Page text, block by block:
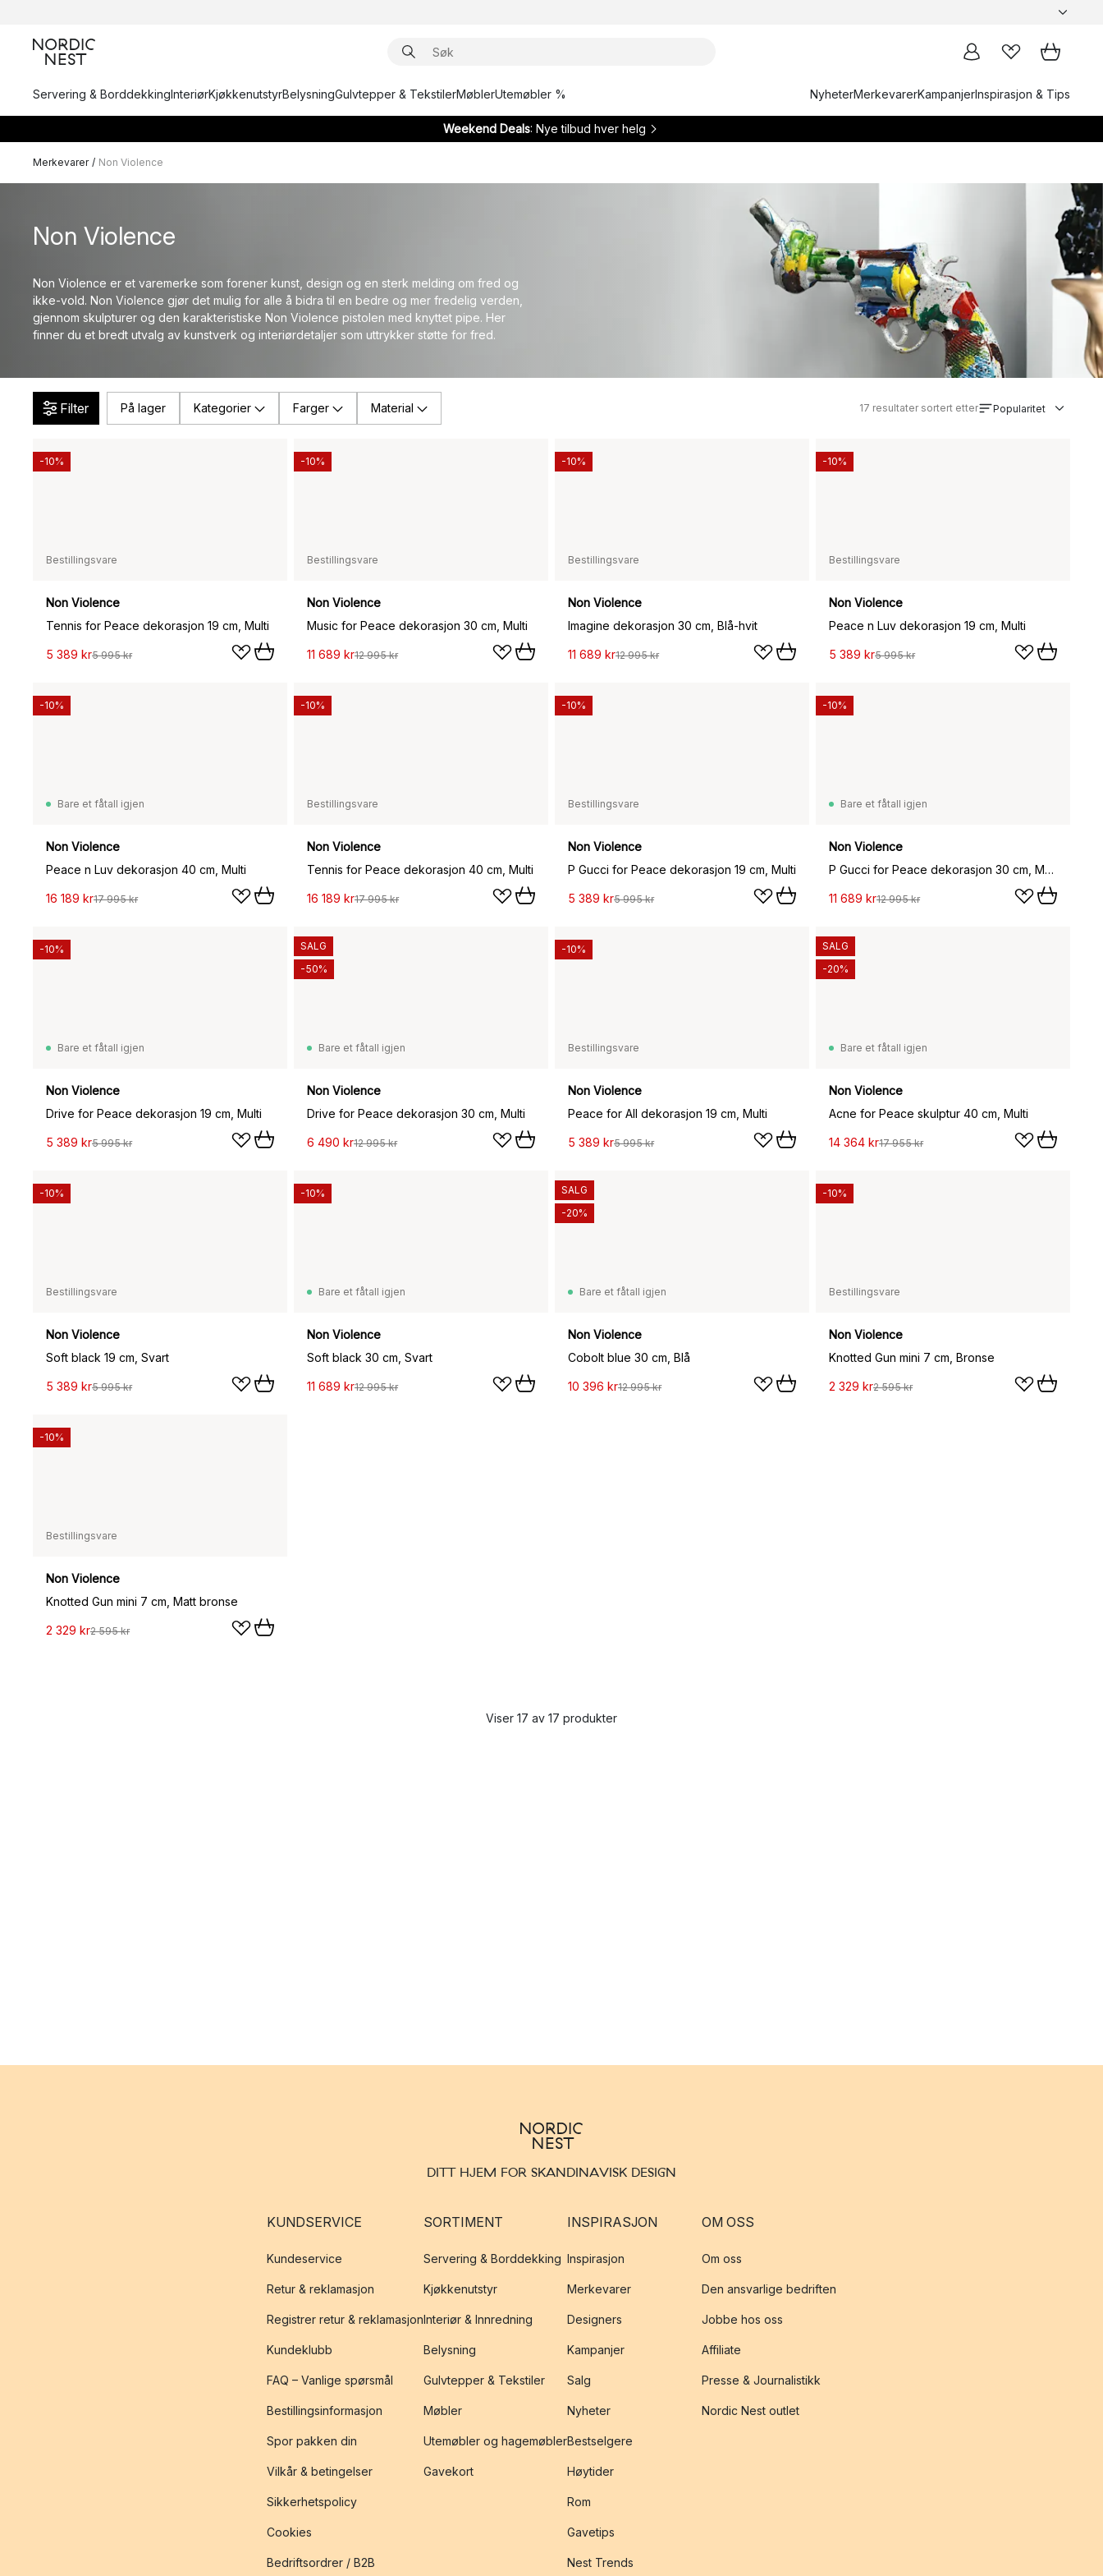
Servering & BorddekkingInteriørKjøkkenutstyrBelysningGulvtepper & TekstilerMøblerUtemøbler % NyheterMerkevarerKampanjerInspirasjon & Tips
Weekend Deals: Nye tilbud hver helg
Merkevarer / Non Violence
Non Violence
Non Violence er et varemerke som forener kunst, design og en sterk melding om fred og
ikke-vold. Non Violence gjør det mulig for alle å bidra til en bedre og mer fredelig verden,
gjennom skulpturer og den karakteristiske Non Violence pistolen med knyttet pipe. Her
finner du et bredt utvalg av kunstverk og interiørdetaljer som uttrykker støtte for fred.
Filter På lager Kategorier Farger Material 17 resultater sortert etter Popularitet
Bestillingsvare
Non Violence
Tennis for Peace dekorasjon 19 cm, Multi
5 389 kr5 995 kr
-10%
Bestillingsvare
Non Violence
Music for Peace dekorasjon 30 cm, Multi
11 689 kr12 995 kr
-10%
Bestillingsvare
Non Violence
Imagine dekorasjon 30 cm, Blå-hvit
11 689 kr12 995 kr
-10%
Bestillingsvare
Non Violence
Peace n Luv dekorasjon 19 cm, Multi
5 389 kr5 995 kr
-10%
Bare et fåtall igjen
Non Violence
Peace n Luv dekorasjon 40 cm, Multi
16 189 kr17 995 kr
-10%
Bestillingsvare
Non Violence
Tennis for Peace dekorasjon 40 cm, Multi
16 189 kr17 995 kr
-10%
Bestillingsvare
Non Violence
P Gucci for Peace dekorasjon 19 cm, Multi
5 389 kr5 995 kr
-10%
Bare et fåtall igjen
Non Violence
P Gucci for Peace dekorasjon 30 cm, Multi
11 689 kr12 995 kr
-10%
Bare et fåtall igjen
Non Violence
Drive for Peace dekorasjon 19 cm, Multi
5 389 kr5 995 kr
-10%
Bare et fåtall igjen
Non Violence
Drive for Peace dekorasjon 30 cm, Multi
6 490 kr12 995 kr
SALG
-50%
Bestillingsvare
Non Violence
Peace for All dekorasjon 19 cm, Multi
5 389 kr5 995 kr
-10%
Bare et fåtall igjen
Non Violence
Acne for Peace skulptur 40 cm, Multi
14 364 kr17 955 kr
SALG
-20%
Bestillingsvare
Non Violence
Soft black 19 cm, Svart
5 389 kr5 995 kr
-10%
Bare et fåtall igjen
Non Violence
Soft black 30 cm, Svart
11 689 kr12 995 kr
-10%
Bare et fåtall igjen
Non Violence
Cobolt blue 30 cm, Blå
10 396 kr12 995 kr
SALG
-20%
Bestillingsvare
Non Violence
Knotted Gun mini 7 cm, Bronse
2 329 kr2 595 kr
-10%
Bestillingsvare
Non Violence
Knotted Gun mini 7 cm, Matt bronse
2 329 kr2 595 kr
-10%
Viser 17 av 17 produkter
DITT HJEM FOR SKANDINAVISK DESIGN
KUNDSERVICE
Kundeservice
Retur & reklamasjon
Registrer retur & reklamasjon
Kundeklubb
FAQ – Vanlige spørsmål
Bestillingsinformasjon
Spor pakken din
Vilkår & betingelser
Sikkerhetspolicy
Cookies
Bedriftsordrer / B2B
SORTIMENT
Servering & Borddekking
Kjøkkenutstyr
Interiør & Innredning
Belysning
Gulvtepper & Tekstiler
Møbler
Utemøbler og hagemøbler
Gavekort
INSPIRASJON
Inspirasjon
Merkevarer
Designers
Kampanjer
Salg
Nyheter
Bestselgere
Høytider
Rom
Gavetips
Nest Trends
OM OSS
Om oss
Den ansvarlige bedriften
Jobbe hos oss
Affiliate
Presse & Journalistikk
Nordic Nest outlet